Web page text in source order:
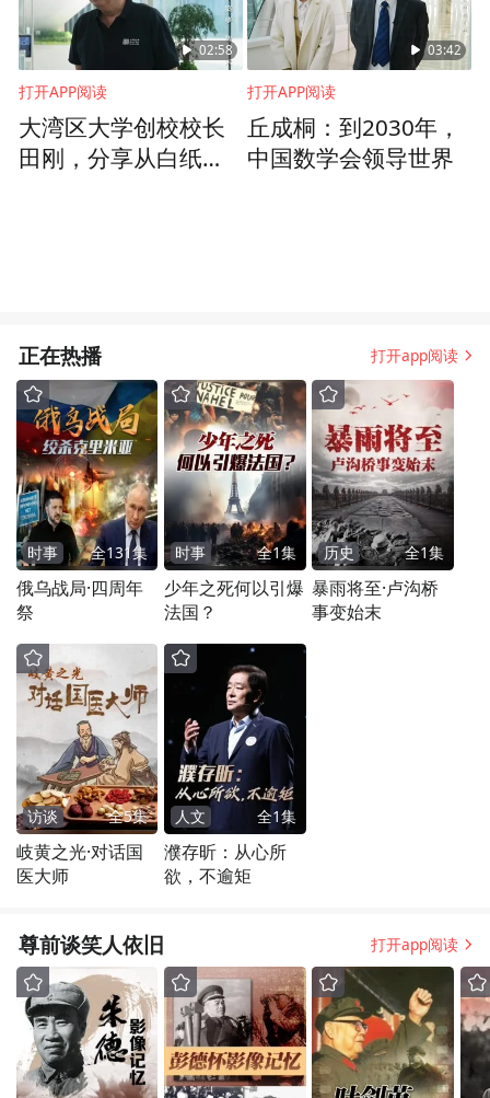
02:58
打开APP阅读
大湾区大学创校校长
田刚，分享从白纸上
03:42
打开APP阅读
丘成桐：到2030年，
中国数学会领导世界
正在热播 打开app阅读
时事 全131集
俄乌战局·四周年
祭
时事 全1集
少年之死何以引爆
法国？
历史 全1集
暴雨将至·卢沟桥
事变始末
访谈 全5集
岐黄之光·对话国
医大师
人文 全1集
濮存昕：从心所
欲，不逾矩
尊前谈笑人依旧 打开app阅读